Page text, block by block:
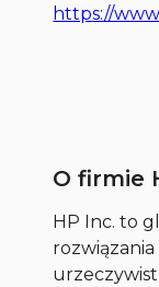
https://
O firmie
HP Inc. to
rozwiązania